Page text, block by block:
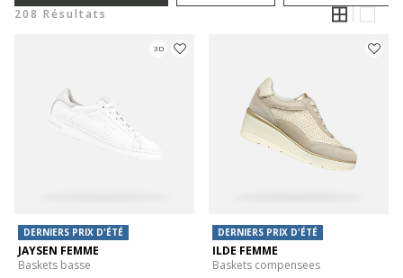
208 Résultats
3D
DERNIERS PRIX D'ÉTÉ
JAYSEN FEMME
Baskets basse
DERNIERS PRIX D'ÉTÉ
ILDE FEMME
Baskets compensees